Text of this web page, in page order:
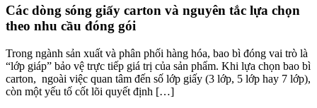
Các dòng sóng giấy carton và nguyên tắc lựa chọn
theo nhu cầu đóng gói
Trong ngành sản xuất và phân phối hàng hóa, bao bì đóng vai trò là
“lớp giáp” bảo vệ trực tiếp giá trị của sản phẩm. Khi lựa chọn bao bì
carton, ngoài việc quan tâm đến số lớp giấy (3 lớp, 5 lớp hay 7 lớp),
còn một yếu tố cốt lõi quyết định […]